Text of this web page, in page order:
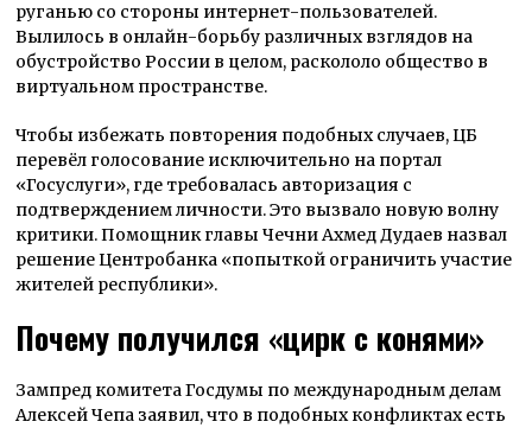
руганью со стороны интернет-пользователей.
Вылилось в онлайн-борьбу различных взглядов на
обустройство России в целом, раскололо общество в
виртуальном пространстве.
Чтобы избежать повторения подобных случаев, ЦБ
перевёл голосование исключительно на портал
«Госуслуги», где требовалась авторизация с
подтверждением личности. Это вызвало новую волну
критики. Помощник главы Чечни Ахмед Дудаев назвал
решение Центробанка «попыткой ограничить участие
жителей республики».
Почему получился «цирк с конями»
Зампред комитета Госдумы по международным делам
Алексей Чепа заявил, что в подобных конфликтах есть